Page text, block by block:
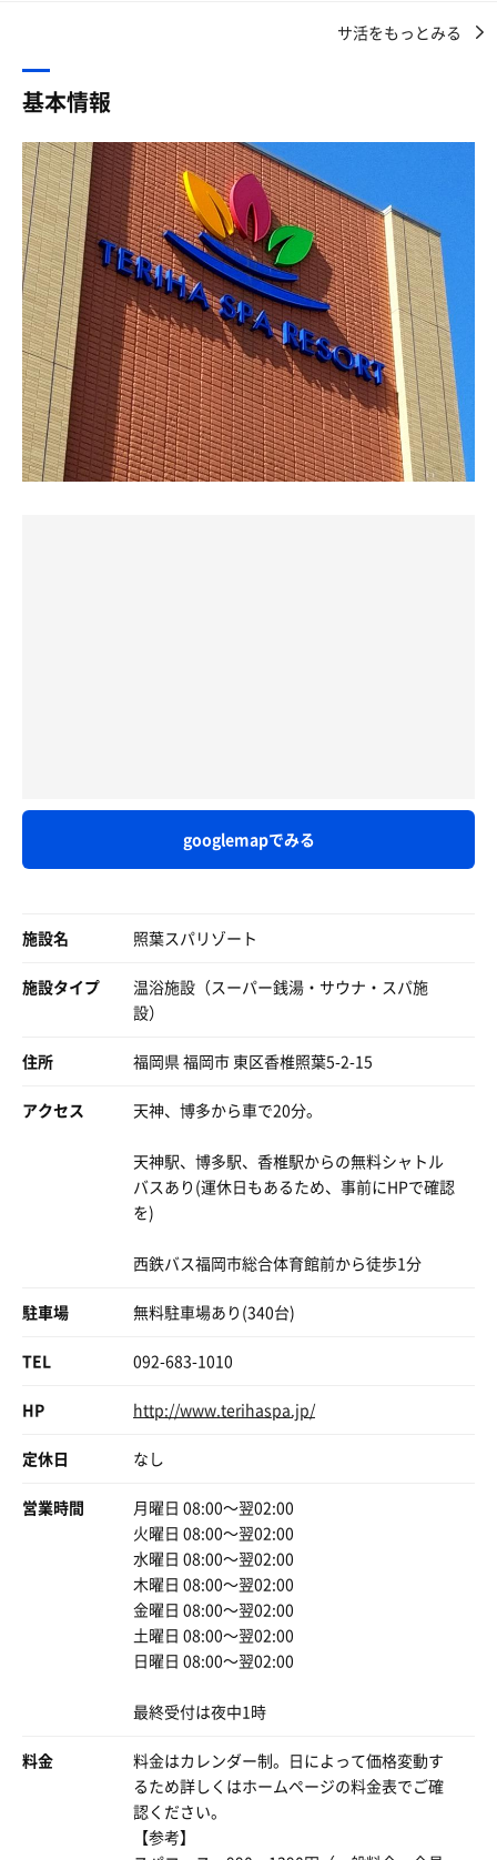
つある。丸いテントみたいなところでヤンニョムチキン
テラスで足湯もした。お湯の量が多すぎて館内着ズボンが
濡れる事態に💦
いよいよ、お待ちかね！大浴場へ。
まずはお風呂の方をぐるり。
内湯→炭酸風呂、電気風呂、ジェット風呂、香り湯(みか
ん)
露天風呂 →寝湯、岩風呂、泡湯があった。
香り湯は全く匂いせず！塩素の匂い。
電気風呂はキツすぎて断念！電気ショック並に痛くて、こ
んなん入れる人おるん？！って感じ。
基本的に風呂は塩素臭かった🤔
サウナは
うーん…次回利用はないかな？という印象。
やまつばさに慣れすぎたのやもしれないけど。やはり、天
帰りに海トごはんで本気のアジフライ定食を貪るように友
フライとふりかけが美味しかった😋
ループの愛知県こまき楽の湯が今年6月にリニューアル、
ことから、こちらもサウナに力を入れるのかとワクワクし
ながらイン☺️
わうことに♨️
内湯は高濃度炭酸泉、ジェットバス、香り湯、露天には美
泡の湯、壺湯に寝湯と豊富な種類🤩 特に目に付いたのは炭
酸泉の中に電気風呂⚡
前回はまだ電気風呂が苦手で長くは入れませんでしたが、
電気風呂も好きになった今でも腰は強すぎて先端しか腰掛
けられませんでした…😱
肩は同じく強烈ながら真ん中までいけましたが、とはいえ
これはクセになりそう👍
お風呂を味わい終え、いざセッション開始🔥
まずは以前からあるハーブサウナヘ😉
ハーブサウナは露天エリアの最奥に😄
以前は壁、天井共に白かったですが、この度のリニューア
ルで奥の壁は濃いグレーのタイル、天井は木目調の壁材に
😀
故か従来のストーンのないエレメント剥き出しのストーン
式電気ストーブが熱の反射板なし、未稼働で残され室温は
80℃、HUUMの正面の最上段に赤い照明で照らされた席が
そして肘掛けには、光ったら押せ!!とパチンコ台の演出の
ようなスイッチがあり
付の機械が4台くらい鎮座してた。さすが。
今日はのんびりしたかったので、岩盤浴付き！
時間制限ないし、2,480円って東京のその辺の時間制のサ
ウナより安くない？(こら)
回数券買えば1回2,080円になるし、入浴のみなら1,040円
なのお得すぎて、もう買うか悩んでる。
シャトルバス乗れば交通費かからんし、コスパいいので
は！
やっぱ九州ってだけあって、めちゃくちゃ大きい施設。
しかも気になってたトマトラーメンのお店もある。。
。
予習してなかったからもうテンション上がりすぎて、岩盤
浴行く前にお風呂もサウナも満喫してしまった。
お風呂は露天風呂も広々していて、すきなやつです。
塩すりすりしてとぅるっとぅるに！この肌たまらんよね！
露天風呂も最高なの。
お風呂のなかに段差ある系多くて、寝そべれるから好きだ
ととのいイスもめちゃくちゃあって、もう福岡サウナここ
で全部解決では？笑
岩盤浴の部屋何個あるん？寝転がるところなんぼほどある
ってかんじで大好きな施設になりました。
ボディケアのメニューもだいぶ充実してて、鍼灸院があっ
て鍼もできるのアツいよね。
岩盤浴のことも書きたいのに文字が足りない。
14時のロウリュは松・フェンネル・ペパーミント。
観に行ったらほぼ誰もいなかった…笑
たのは内緒…
次は丸1日いるぞ〜！
結局どこ住んでも良いサウナはある！笑
サ活をもっとみる
基本情報
googlemapでみる
施設名 照葉スパリゾート
施設タイプ
温浴施設（スーパー銭湯・サウナ・スパ施
設）
住所 福岡県 福岡市 東区香椎照葉5-2-15
アクセス 天神、博多から車で20分。
天神駅、博多駅、香椎駅からの無料シャトル
バスあり(運休日もあるため、事前にHPで確認
を)
西鉄バス福岡市総合体育館前から徒歩1分
駐車場 無料駐車場あり(340台)
TEL 092-683-1010
HP http://www.terihaspa.jp/
定休日 なし
営業時間
月曜日 08:00〜翌02:00
火曜日 08:00〜翌02:00
水曜日 08:00〜翌02:00
木曜日 08:00〜翌02:00
金曜日 08:00〜翌02:00
土曜日 08:00〜翌02:00
日曜日 08:00〜翌02:00
最終受付は夜中1時
料金
料金はカレンダー制。日によって価格変動す
るため詳しくはホームページの料金表でご確
認ください。
【参考】